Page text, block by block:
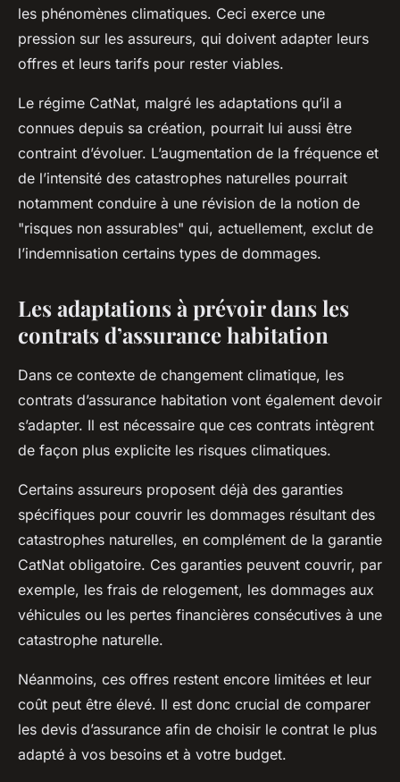
les phénomènes climatiques. Ceci exerce une
pression sur les assureurs, qui doivent adapter leurs
offres et leurs tarifs pour rester viables.
Le régime CatNat, malgré les adaptations qu’il a
connues depuis sa création, pourrait lui aussi être
contraint d’évoluer. L’augmentation de la fréquence et
de l’intensité des catastrophes naturelles pourrait
notamment conduire à une révision de la notion de
"risques non assurables" qui, actuellement, exclut de
l’indemnisation certains types de dommages.
Les adaptations à prévoir dans les
contrats d’assurance habitation
Dans ce contexte de changement climatique, les
contrats d’assurance habitation vont également devoir
s’adapter. Il est nécessaire que ces contrats intègrent
de façon plus explicite les risques climatiques.
Certains assureurs proposent déjà des garanties
spécifiques pour couvrir les dommages résultant des
catastrophes naturelles, en complément de la garantie
CatNat obligatoire. Ces garanties peuvent couvrir, par
exemple, les frais de relogement, les dommages aux
véhicules ou les pertes financières consécutives à une
catastrophe naturelle.
Néanmoins, ces offres restent encore limitées et leur
coût peut être élevé. Il est donc crucial de comparer
les devis d’assurance afin de choisir le contrat le plus
adapté à vos besoins et à votre budget.